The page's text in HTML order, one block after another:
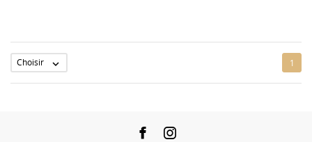
Choisir  1
FacebookInstagram